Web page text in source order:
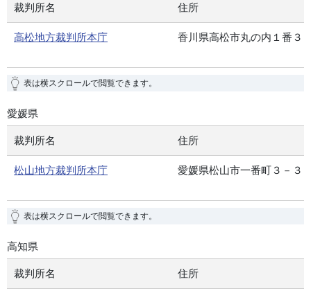
裁判所名 住所
高松地方裁判所本庁 香川県高松市丸の内１番３
表は横スクロールで閲覧できます。
愛媛県
裁判所名 住所
松山地方裁判所本庁 愛媛県松山市一番町３－３
表は横スクロールで閲覧できます。
高知県
裁判所名 住所